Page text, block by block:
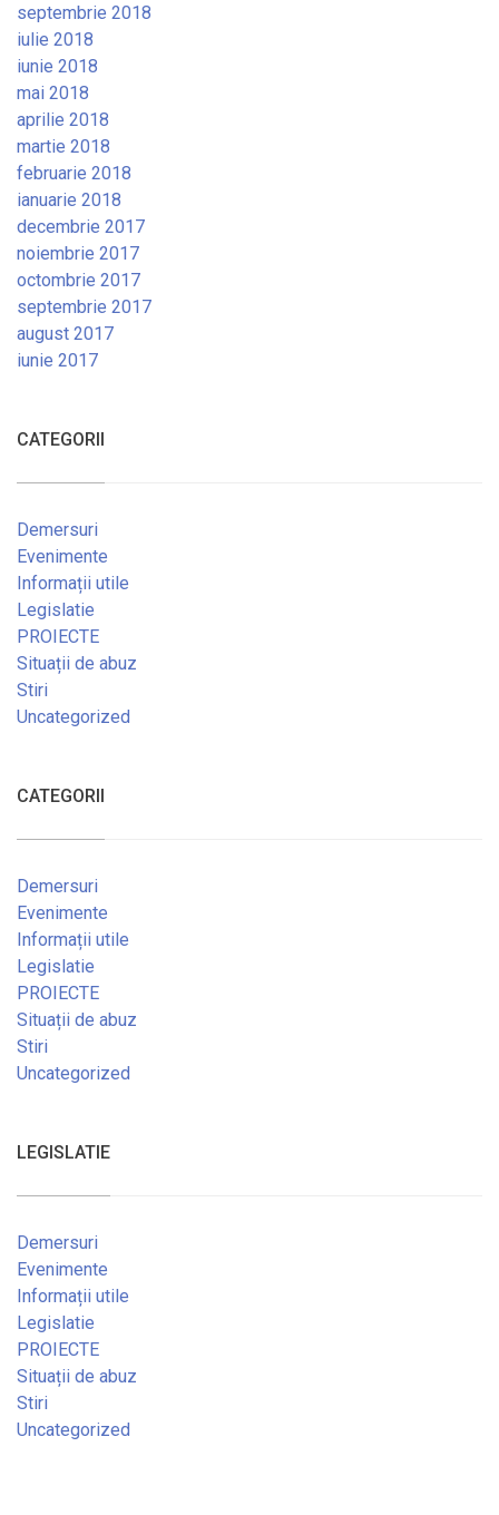
septembrie 2018
iulie 2018
iunie 2018
mai 2018
aprilie 2018
martie 2018
februarie 2018
ianuarie 2018
decembrie 2017
noiembrie 2017
octombrie 2017
septembrie 2017
august 2017
iunie 2017
CATEGORII
Demersuri
Evenimente
Informații utile
Legislatie
PROIECTE
Situații de abuz
Stiri
Uncategorized
CATEGORII
Demersuri
Evenimente
Informații utile
Legislatie
PROIECTE
Situații de abuz
Stiri
Uncategorized
LEGISLATIE
Demersuri
Evenimente
Informații utile
Legislatie
PROIECTE
Situații de abuz
Stiri
Uncategorized